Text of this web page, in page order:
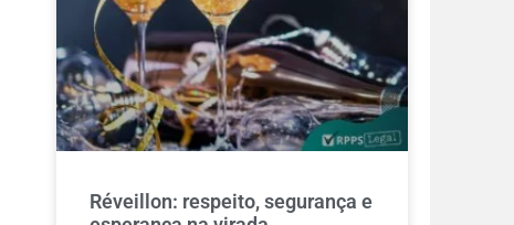
Réveillon: respeito, segurança e